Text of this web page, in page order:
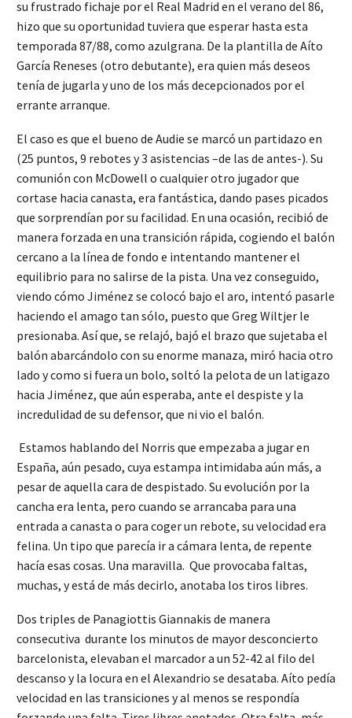
su frustrado fichaje por el Real Madrid en el verano del 86,
hizo que su oportunidad tuviera que esperar hasta esta
temporada 87/88, como azulgrana. De la plantilla de Aíto
García Reneses (otro debutante), era quien más deseos
tenía de jugarla y uno de los más decepcionados por el
errante arranque.
El caso es que el bueno de Audie se marcó un partidazo en
(25 puntos, 9 rebotes y 3 asistencias –de las de antes-). Su
comunión con McDowell o cualquier otro jugador que
cortase hacia canasta, era fantástica, dando pases picados
que sorprendían por su facilidad. En una ocasión, recibió de
manera forzada en una transición rápida, cogiendo el balón
cercano a la línea de fondo e intentando mantener el
equilibrio para no salirse de la pista. Una vez conseguido,
viendo cómo Jiménez se colocó bajo el aro, intentó pasarle
haciendo el amago tan sólo, puesto que Greg Wiltjer le
presionaba. Así que, se relajó, bajó el brazo que sujetaba el
balón abarcándolo con su enorme manaza, miró hacia otro
lado y como si fuera un bolo, soltó la pelota de un latigazo
hacia Jiménez, que aún esperaba, ante el despiste y la
incredulidad de su defensor, que ni vio el balón.
Estamos hablando del Norris que empezaba a jugar en
España, aún pesado, cuya estampa intimidaba aún más, a
pesar de aquella cara de despistado. Su evolución por la
cancha era lenta, pero cuando se arrancaba para una
entrada a canasta o para coger un rebote, su velocidad era
felina. Un tipo que parecía ir a cámara lenta, de repente
hacía esas cosas. Una maravilla. Que provocaba faltas,
muchas, y está de más decirlo, anotaba los tiros libres.
Dos triples de Panagiottis Giannakis de manera
consecutiva durante los minutos de mayor desconcierto
barcelonista, elevaban el marcador a un 52-42 al filo del
descanso y la locura en el Alexandrio se desataba. Aíto pedía
velocidad en las transiciones y al menos se respondía